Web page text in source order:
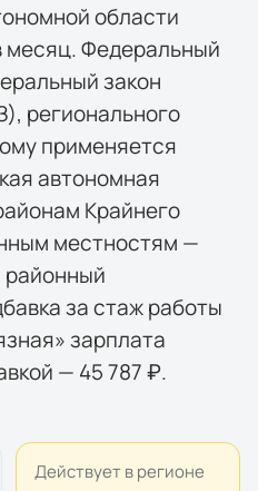
области
месяц. Федеральный
закон
регионального
применяется
автономная
Крайнего
местностям —
за стаж работы
зарплата
— 45 787 ₽.
Действует в регионе